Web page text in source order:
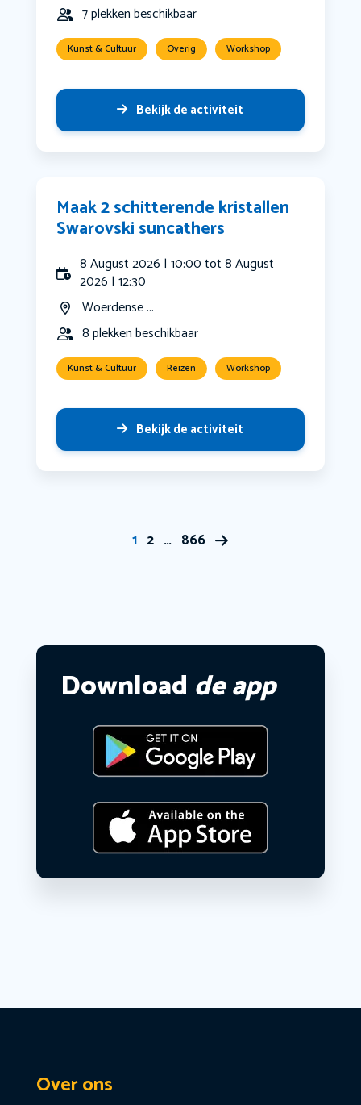
7 plekken beschikbaar
Kunst & Cultuur Overig Workshop
Bekijk de activiteit
Maak 2 schitterende kristallen
Swarovski suncathers
8 August 2026 | 10:00 tot 8 August
2026 | 12:30
Woerdense ...
8 plekken beschikbaar
Kunst & Cultuur Reizen Workshop
Bekijk de activiteit
1 2 … 866
Download de app
Over ons